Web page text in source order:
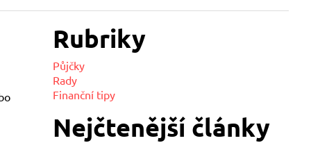
Rubriky
Půjčky
Rady
Finanční tipy
Nejčtenější články